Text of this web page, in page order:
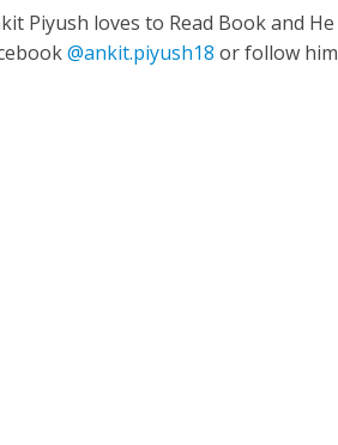
Piyush loves to Read Book and He
@ankit.piyush18 or follow him